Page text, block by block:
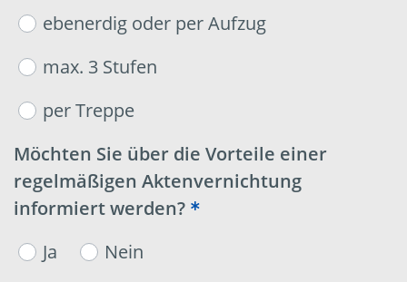
ebenerdig oder per Aufzug
max. 3 Stufen
per Treppe
Möchten Sie über die Vorteile einer
regelmäßigen Aktenvernichtung
informiert werden?
Ja
Nein